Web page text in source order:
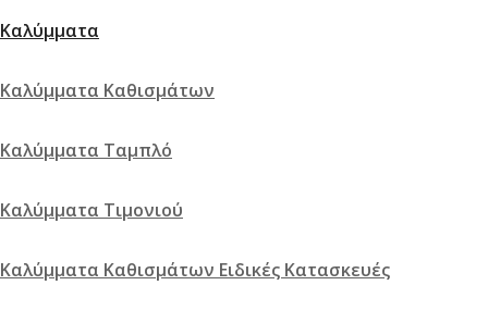
Καλύμματα
Καλύμματα Καθισμάτων
Καλύμματα Ταμπλό
Καλύμματα Τιμονιού
Καλύμματα Καθισμάτων Ειδικές Κατασκευές